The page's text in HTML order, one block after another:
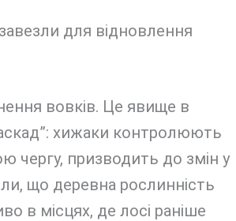
для відновлення
вовків. Це явище в
хижаки контролюють
чергу, призводить до змін у
що деревна рослинність
в місцях, де лосі раніше